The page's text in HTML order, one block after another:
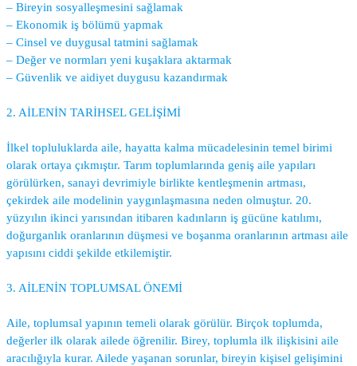
– Bireyin sosyalleşmesini sağlamak
– Ekonomik iş bölümü yapmak
– Cinsel ve duygusal tatmini sağlamak
– Değer ve normları yeni kuşaklara aktarmak
– Güvenlik ve aidiyet duygusu kazandırmak
2. AİLENİN TARİHSEL GELİŞİMİ
İlkel topluluklarda aile, hayatta kalma mücadelesinin temel birimi
olarak ortaya çıkmıştır. Tarım toplumlarında geniş aile yapıları
görülürken, sanayi devrimiyle birlikte kentleşmenin artması,
çekirdek aile modelinin yaygınlaşmasına neden olmuştur. 20.
yüzyılın ikinci yarısından itibaren kadınların iş gücüne katılımı,
doğurganlık oranlarının düşmesi ve boşanma oranlarının artması aile
yapısını ciddi şekilde etkilemiştir.
3. AİLENİN TOPLUMSAL ÖNEMİ
Aile, toplumsal yapının temeli olarak görülür. Birçok toplumda,
değerler ilk olarak ailede öğrenilir. Birey, toplumla ilk ilişkisini aile
aracılığıyla kurar. Ailede yaşanan sorunlar, bireyin kişisel gelişimini